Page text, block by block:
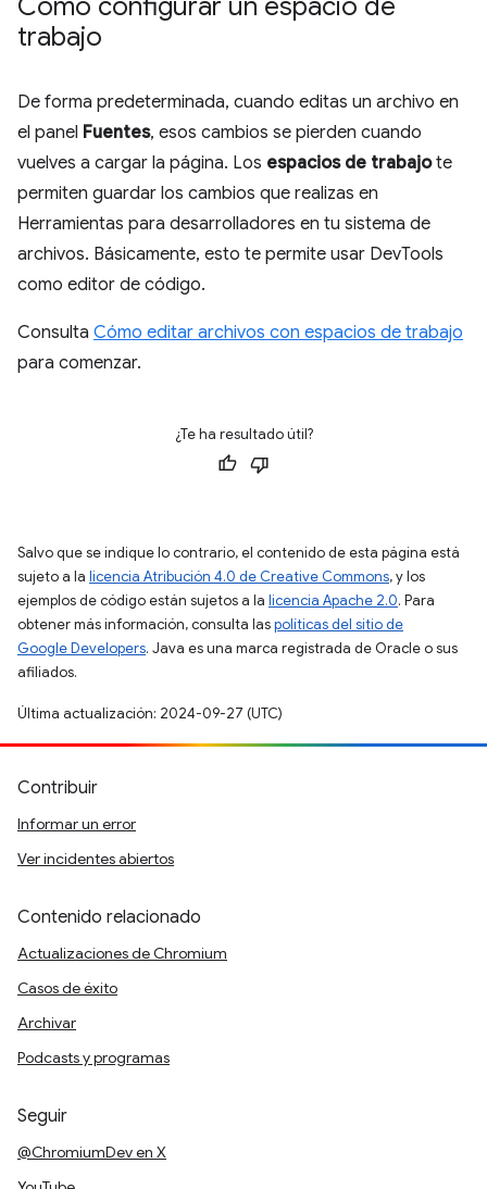
Cómo configurar un espacio de
trabajo
De forma predeterminada, cuando editas un archivo en
el panel Fuentes, esos cambios se pierden cuando
vuelves a cargar la página. Los espacios de trabajote
permiten guardar los cambios que realizas en
Herramientas para desarrolladores en tu sistema de
archivos. Básicamente, esto te permite usar DevTools
como editor de código.
Consulta Cómo editar archivos con espacios de trabajo
para comenzar.
¿Te ha resultado útil?
Salvo que se indique lo contrario, el contenido de esta página está
sujeto a la licencia Atribución 4.0 de Creative Commons, y los
ejemplos de código están sujetos a la licencia Apache 2.0. Para
obtener más información, consulta laspolíticas del sitio de
Google Developers. Java es una marca registrada de Oracle o sus
afiliados.
Última actualización: 2024-09-27 (UTC)
Contribuir
Informar un error
Ver incidentes abiertos
Contenido relacionado
Actualizaciones de Chromium
Casos de éxito
Archivar
Podcasts y programas
Seguir
@ChromiumDev en X